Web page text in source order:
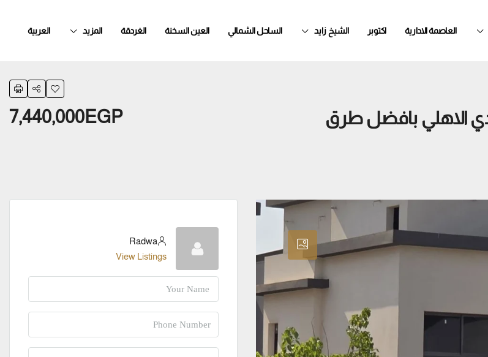
العاصمة الادارية اكتوبر الشيخ زايد الساحل الشمالي العين السخنة الغردقة المزيد العربية
جوار النادي الاهلي بافضل طرق
7,440,000EGP
Radwa
View Listings